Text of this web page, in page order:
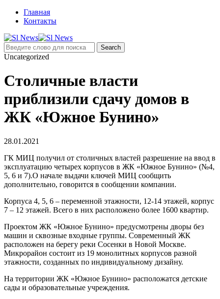
Главная
Контакты
Uncategorized
Столичные власти
приблизили сдачу домов в
ЖК «Южное Бунино»
28.01.2021
ГК МИЦ получил от столичных властей разрешение на ввод в
эксплуатацию четырех корпусов в ЖК «Южное Бунино» (№4,
5, 6 и 7).О начале выдачи ключей МИЦ сообщить
дополнительно, говорится в сообщении компании.
Корпуса 4, 5, 6 – переменной этажности, 12-14 этажей, корпус
7 – 12 этажей. Всего в них расположено более 1600 квартир.
Проектом ЖК «Южное Бунино» предусмотрены дворы без
машин и сквозные входные группы. Современный ЖК
расположен на берегу реки Сосенки в Новой Москве.
Микрорайон состоит из 19 монолитных корпусов разной
этажности, созданных по индивидуальному дизайну.
На территории ЖК «Южное Бунино» расположатся детские
сады и образовательные учреждения.